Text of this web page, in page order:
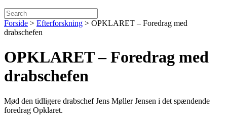
Forside > Efterforskning > OPKLARET – Foredrag med
drabschefen
OPKLARET – Foredrag med
drabschefen
Mød den tidligere drabschef Jens Møller Jensen i det spændende
foredrag Opklaret.